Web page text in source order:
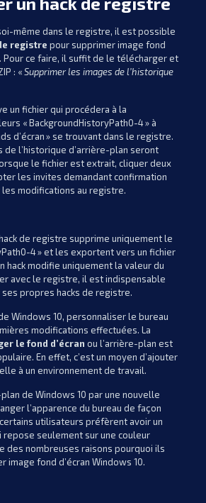
même dans le registre, il est possible
registre pour supprimer image fond
Pour ce faire, il suffit de le télécharger et
: «Supprimer les images de l’historique
un fichier qui procédera à la
« BackgroundHistoryPath0-4 » à
d’écran » se trouvant dans le registre.
l’historique d’arrière-plan seront
le fichier est extrait, cliquer deux
les invites demandant confirmation
modifications au registre.
de registre supprime uniquement le
4 » et les exportent vers un fichier
hack modifie uniquement la valeur du
avec le registre, il est indispensable
ses propres hacks de registre.
Windows 10, personnaliser le bureau
modifications effectuées. La
le fond d’écran ou l’arrière-plan est
En effet, c’est un moyen d’ajouter
à un environnement de travail.
de Windows 10 par une nouvelle
l’apparence du bureau de façon
utilisateurs préfèrent avoir un
seulement sur une couleur
des nombreuses raisons pourquoi ils
image fond d’écran Windows 10.